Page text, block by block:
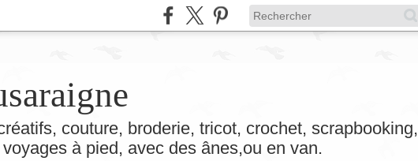
couture, broderie, tricot, crochet, scrapbooking,
à pied, avec des ânes,ou en van.